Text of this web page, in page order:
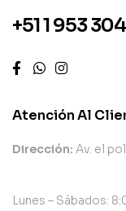
+51 1 953
Atención Al
Dirección: Av. el
Lunes – Sábados: